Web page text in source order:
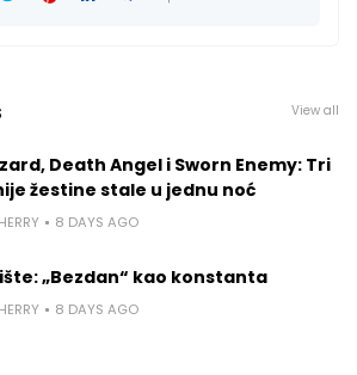
View all
Death Angel i Sworn Enemy: Tri
žestine stale u jednu noć
8 DAYS AGO
„Bezdan“ kao konstanta
8 DAYS AGO